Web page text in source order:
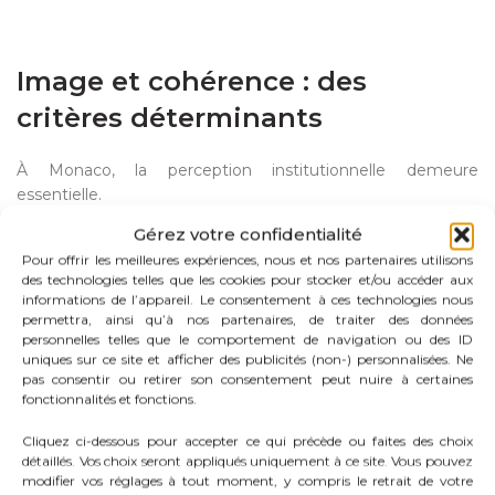
Gérez votre confidentialité
Pour offrir les meilleures expériences, nous et nos partenaires utilisons
des technologies telles que les cookies pour stocker et/ou accéder aux
informations de l’appareil. Le consentement à ces technologies nous
permettra, ainsi qu’à nos partenaires, de traiter des données
personnelles telles que le comportement de navigation ou des ID
uniques sur ce site et afficher des publicités (non-) personnalisées. Ne
pas consentir ou retirer son consentement peut nuire à certaines
fonctionnalités et fonctions.
Cliquez ci-dessous pour accepter ce qui précède ou faites des choix
détaillés. Vos choix seront appliqués uniquement à ce site. Vous pouvez
modifier vos réglages à tout moment, y compris le retrait de votre
Image et cohérence : des
critères déterminants
À Monaco, la perception institutionnelle demeure
essentielle.
Recevoir un partenaire dans un environnement maîtrisé, au
cœur du Carré d’Or, renforce immédiatement la position de
l’entreprise.
Un bureau flexible ne doit pas fragiliser cette image. Il doit
au contraire l’accompagner.
C’est pourquoi l’intégration dans uncentre d’affaires
structuré, bénéficiant d’une ancienneté reconnue
réseau actif, offre un cadre plus rassurant qu’un espace
partagé impersonnel.